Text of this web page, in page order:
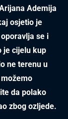
Ademija
osjetio je
se i
je cijelu kup
ne terenu u
da polako
zbog ozljede.